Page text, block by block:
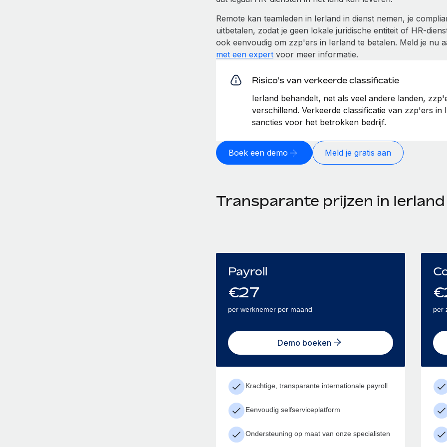
Remote kan teamleden in Ierland in dienst nemen, je
uitbetalen, zodat je geen lokale juridische entiteit of HR-
ook eenvoudig om zzp'ers in Ierland te betalen. Meld je nu
met een expertvoor meer informatie.
Risico's van verkeerde classificatie
Ierland behandelt, net als veel andere landen,
verschillend. Verkeerde classificatie van zzp'ers in
sancties voor het betrokken bedrijf.
Boek een demo Meld je gratis aan
Transparante prijzen in Ierland
Payroll
€27
per werknemer per maand
Demo boeken
Krachtige, transparante internationale payroll
Eenvoudig selfserviceplatform
Ondersteuning op maat van onze specialisten
€
per